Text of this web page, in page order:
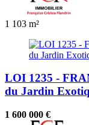
1 103 m²
LOI 1235 -
du Jardin
1 600 000 €